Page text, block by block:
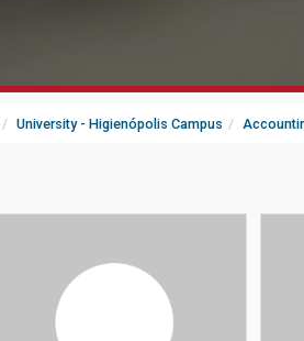
University - Higienópolis Campus